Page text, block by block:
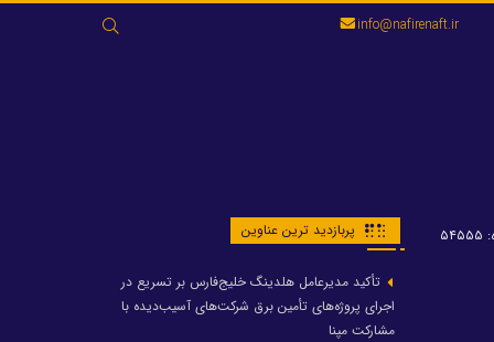
جستجو
برای:
info@nafirenaft.ir
پربازدید ترین عناوین
تأکید مدیرعامل هلدینگ خلیج‌فارس بر تسریع در
اجرای پروژه‌های تأمین برق شرکت‌های آسیب‌دیده با
مشارکت مپنا